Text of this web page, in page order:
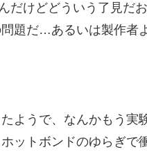
けどどういう了見だ
題だ…あるいは製作
ようで、なんかもう
ットボンドのゆらぎ